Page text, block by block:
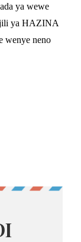
ya wewe
ya HAZINA
wenye neno